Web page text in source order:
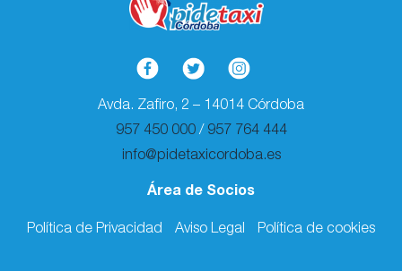
Avda. Zafiro, 2 – 14014 Córdoba
957 450 000/ 957 764 444
info@pidetaxicordoba.es
Área de Socios
Política de Privacidad Aviso Legal Política de cookies